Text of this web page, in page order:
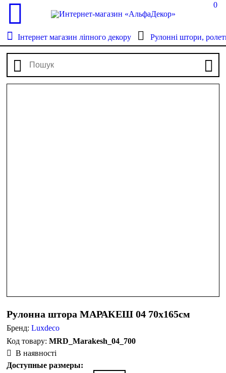
0
Інтернет магазин ліпного декору Рулонні штори,
Рулонна штора МАРАКЕШ 04 70х165см
Бренд:Luxdeco
MRD_Marakesh_04_700
В наявності
Доступные размеры: